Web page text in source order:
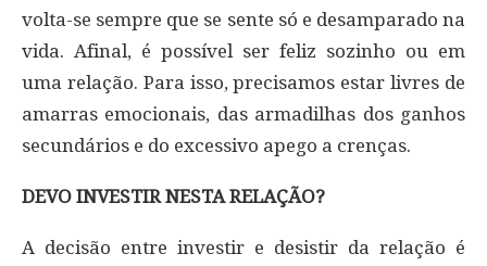
volta-se sempre que se sente só e desamparado na
vida. Afinal, é possível ser feliz sozinho ou em
uma relação. Para isso, precisamos estar livres de
amarras emocionais, das armadilhas dos ganhos
secundários e do excessivo apego a crenças.
DEVO INVESTIR NESTA RELAÇÃO?
A decisão entre investir e desistir da relação é